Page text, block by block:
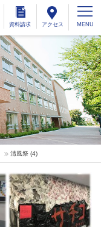
資料請求 アクセス
清風祭 (4)